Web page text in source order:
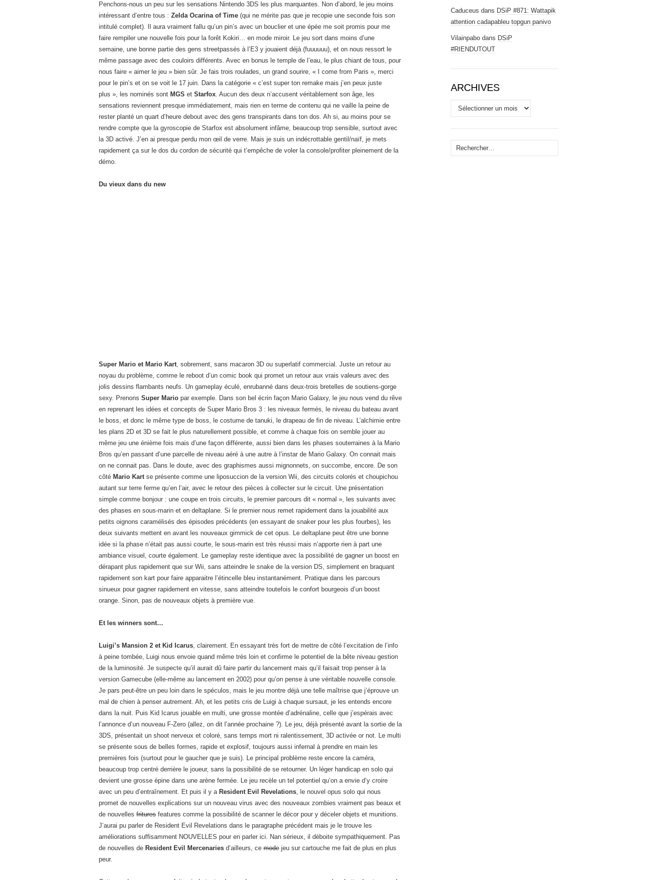
Penchons-nous un peu sur les sensations Nintendo 3DS les plus marquantes. Non d’abord, le jeu moins
intéressant d’entre tous : Zelda Ocarina of Time (qui ne mérite pas que je recopie une seconde fois son
intitulé complet). Il aura vraiment fallu qu’un pin’s avec un bouclier et une épée me soit promis pour me
faire rempiler une nouvelle fois pour la forêt Kokiri… en mode miroir. Le jeu sort dans moins d’une
semaine, une bonne partie des gens streetpassés à l’E3 y jouaient déjà (fuuuuuu), et on nous ressort le
même passage avec des couloirs différents. Avec en bonus le temple de l’eau, le plus chiant de tous, pour
nous faire « aimer le jeu » bien sûr. Je fais trois roulades, un grand sourire, « I come from Paris », merci
pour le pin’s et on se voit le 17 juin. Dans la catégorie « c’est super ton remake mais j’en peux juste
plus », les nominés sont MGS et Starfox. Aucun des deux n’accusent véritablement son âge, les
sensations reviennent presque immédiatement, mais rien en terme de contenu qui ne vaille la peine de
rester planté un quart d’heure debout avec des gens transpirants dans ton dos. Ah si, au moins pour se
rendre compte que la gyroscopie de Starfox est absolument infâme, beaucoup trop sensible, surtout avec
la 3D activé. J’en ai presque perdu mon œil de verre. Mais je suis un indécrottable gentil/naïf, je mets
rapidement ça sur le dos du cordon de sécurité qui t’empêche de voler la console/profiter pleinement de la
démo.
Du vieux dans du new
Super Mario et Mario Kart, sobrement, sans macaron 3D ou superlatif commercial. Juste un retour au
noyau du problème, comme le reboot d’un comic book qui promet un retour aux vrais valeurs avec des
jolis dessins flambants neufs. Un gameplay éculé, enrubanné dans deux-trois bretelles de soutiens-gorge
sexy. Prenons Super Mario par exemple. Dans son bel écrin façon Mario Galaxy, le jeu nous vend du rêve
en reprenant les idées et concepts de Super Mario Bros 3 : les niveaux fermés, le niveau du bateau avant
le boss, et donc le même type de boss, le costume de tanuki, le drapeau de fin de niveau. L’alchimie entre
les plans 2D et 3D se fait le plus naturellement possible, et comme à chaque fois on semble jouer au
même jeu une énième fois mais d’une façon différente, aussi bien dans les phases souterraines à la Mario
Bros qu’en passant d’une parcelle de niveau aéré à une autre à l’instar de Mario Galaxy. On connait mais
on ne connait pas. Dans le doute, avec des graphismes aussi mignonnets, on succombe, encore. De son
côté Mario Kartse présente comme une liposuccion de la version Wii, des circuits colorés et choupichou
autant sur terre ferme qu’en l’air, avec le retour des pièces à collecter sur le circuit. Une présentation
simple comme bonjour : une coupe en trois circuits, le premier parcours dit « normal », les suivants avec
des phases en sous-marin et en deltaplane. Si le premier nous remet rapidement dans la jouabilité aux
petits oignons caramélisés des épisodes précédents (en essayant de snaker pour les plus fourbes), les
deux suivants mettent en avant les nouveaux gimmick de cet opus. Le deltaplane peut être une bonne
idée si la phase n’était pas aussi courte, le sous-marin est très réussi mais n’apporte rien à part une
ambiance visuel, courte également. Le gameplay reste identique avec la possibilité de gagner un boost en
dérapant plus rapidement que sur Wii, sans atteindre le snake de la version DS, simplement en braquant
rapidement son kart pour faire apparaitre l’étincelle bleu instantanément. Pratique dans les parcours
sinueux pour gagner rapidement en vitesse, sans atteindre toutefois le confort bourgeois d’un boost
orange. Sinon, pas de nouveaux objets à première vue.
Et les winners sont…
Luigi’s Mansion 2 et Kid Icarus, clairement. En essayant très fort de mettre de côté l’excitation de l’info
à peine tombée, Luigi nous envoie quand même très loin et confirme le potentiel de la bête niveau gestion
de la luminosité. Je suspecte qu’il aurait dû faire partir du lancement mais qu’il faisait trop penser à la
version Gamecube (elle-même au lancement en 2002) pour qu’on pense à une véritable nouvelle console.
Je pars peut-être un peu loin dans le spéculos, mais le jeu montre déjà une telle maîtrise que j’éprouve un
mal de chien à penser autrement. Ah, et les petits cris de Luigi à chaque sursaut, je les entends encore
dans la nuit. Puis Kid Icarus jouable en multi, une grosse montée d’adrénaline, celle que j’espérais avec
l’annonce d’un nouveau F-Zero (allez, on dit l’année prochaine ?). Le jeu, déjà présenté avant la sortie de la
3DS, présentait un shoot nerveux et coloré, sans temps mort ni ralentissement, 3D activée or not. Le multi
se présente sous de belles formes, rapide et explosif, toujours aussi infernal à prendre en main les
premières fois (surtout pour le gaucher que je suis). Le principal problème reste encore la caméra,
beaucoup trop centré derrière le joueur, sans la possibilité de se retourner. Un léger handicap en solo qui
devient une grosse épine dans une arène fermée. Le jeu recèle un tel potentiel qu’on a envie d’y croire
avec un peu d’entraînement. Et puis il y a Resident Evil Revelations, le nouvel opus solo qui nous
promet de nouvelles explications sur un nouveau virus avec des nouveaux zombies vraiment pas beaux et
de nouvelles fritures features comme la possibilité de scanner le décor pour y déceler objets et munitions.
J’aurai pu parler de Resident Evil Revelations dans le paragraphe précédent mais je le trouve les
améliorations suffisamment NOUVELLES pour en parler ici. Nan sérieux, il déboite sympathiquement. Pas
de nouvelles de Resident Evil Mercenaries d’ailleurs, ce mode jeu sur cartouche me fait de plus en plus
peur.
Caduceus dans DSiP #871: Wattapik
attention cadapableu topgun panivo
Vilainpabo dans DSiP
#RIENDUTOUT
ARCHIVES
Archives
Rechercher :